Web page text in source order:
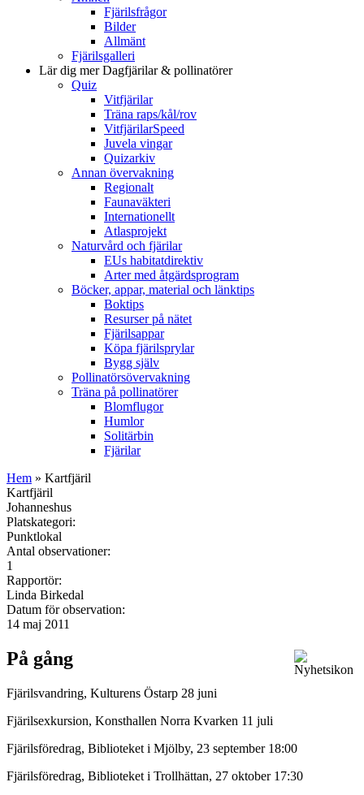
Fjärilsfrågor
Bilder
Allmänt
Fjärilsgalleri
Lär dig merDagfjärilar & pollinatörer
Quiz
Vitfjärilar
Träna raps/kål/rov
VitfjärilarSpeed
Juvela vingar
Quizarkiv
Annan övervakning
Regionalt
Faunaväkteri
Internationellt
Atlasprojekt
Naturvård och fjärilar
EUs habitatdirektiv
Arter med åtgärdsprogram
Böcker, appar, material och länktips
Boktips
Resurser på nätet
Fjärilsappar
Köpa fjärilsprylar
Bygg själv
Pollinatörsövervakning
Träna på pollinatörer
Blomflugor
Humlor
Solitärbin
Fjärilar
Hem » Kartfjäril
Kartfjäril
Johanneshus
Platskategori:
Punktlokal
Antal observationer:
1
Rapportör:
Linda Birkedal
Datum för observation:
14 maj 2011
På gång
Fjärilsvandring, Kulturens Östarp 28 juni
Fjärilsexkursion, Konsthallen Norra Kvarken 11 juli
Fjärilsföredrag, Biblioteket i Mjölby, 23 september 18:00
Fjärilsföredrag, Biblioteket i Trollhättan, 27 oktober 17:30